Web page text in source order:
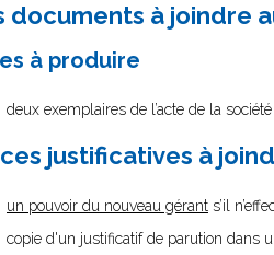
documents à joindre
à produire
deux exemplaires de l’acte de la
justificatives à
un pouvoir du nouveau gérant s’il
copie d'un justificatif de parution dans